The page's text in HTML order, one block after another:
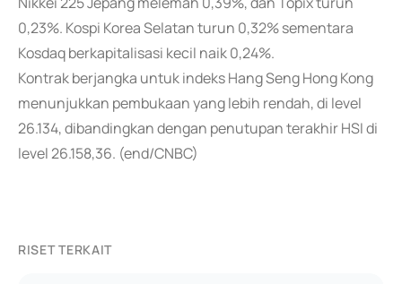
0,23%. Kospi Korea Selatan turun 0,32% sementara
Kosdaq berkapitalisasi kecil naik 0,24%.
Kontrak berjangka untuk indeks Hang Seng Hong Kong
menunjukkan pembukaan yang lebih rendah, di level
26.134, dibandingkan dengan penutupan terakhir HSI di
level 26.158,36. (end/CNBC)
RISET TERKAIT